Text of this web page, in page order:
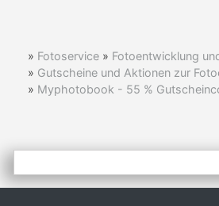
» Fotoservice » Fotoentwicklung
» Gutscheine und Aktionen zur
» Myphotobook - 55 %